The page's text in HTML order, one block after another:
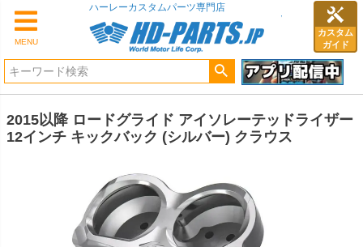
MENU
カスタム
ガイド
ハーレーカスタムパーツ専門店
2015以降 ロードグライド アイソレーテッドライザー
12インチ キックバック (シルバー) クラウス